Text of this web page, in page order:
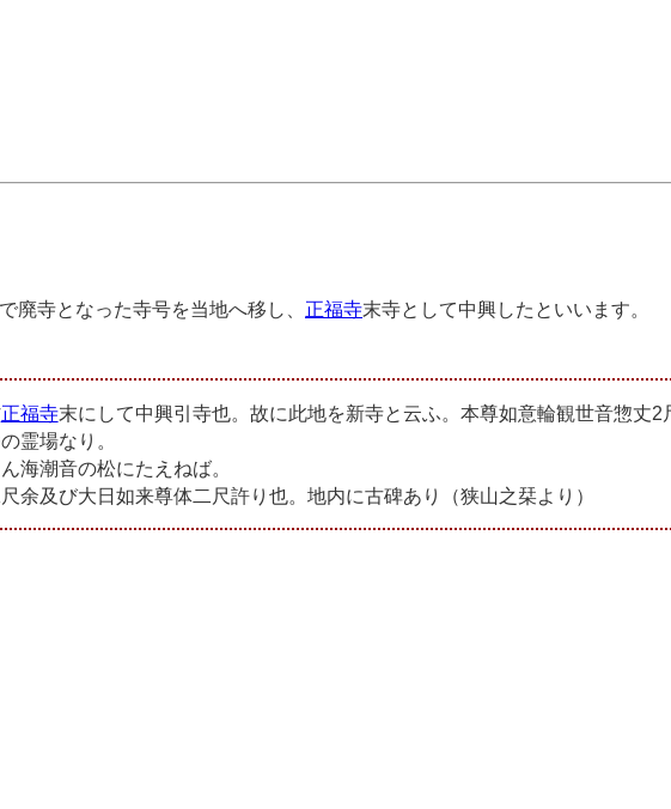
廃寺となった寺号を当地へ移し、 正福寺末寺として中興したといいます。
正福寺末にして中興引寺也。故に此地を新寺と云ふ。本尊如意輪観世音惣丈2
霊場なり。
海潮音の松にたえねば。
余及び大日如来尊体二尺許り也。地内に古碑あり（狭山之栞より）